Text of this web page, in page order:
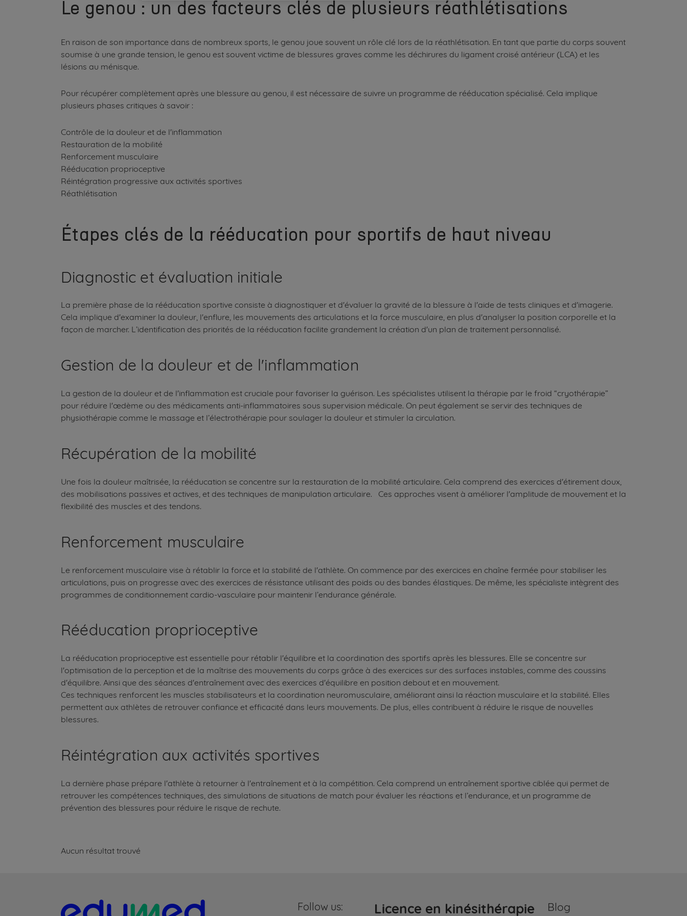
Le genou : un des facteurs clés de plusieurs réathlétisations
En raison de son importance dans de nombreux sports, le genou joue souvent un rôle clé lors de la réathlétisation. En tant que partie du corps souvent
soumise à une grande tension, le genou est souvent victime de blessures graves comme les déchirures du ligament croisé antérieur (LCA) et les
lésions au ménisque.
Pour récupérer complètement après une blessure au genou, il est nécessaire de suivre un programme de rééducation spécialisé. Cela implique
plusieurs phases critiques à savoir :
Contrôle de la douleur et de l'inflammation
Restauration de la mobilité
Renforcement musculaire
Rééducation proprioceptive
Réintégration progressive aux activités sportives
Réathlétisation
Étapes clés de la rééducation pour sportifs de haut niveau
Diagnostic et évaluation initiale
La première phase de la rééducation sportive consiste à diagnostiquer et d'évaluer la gravité de la blessure à l'aide de tests cliniques et d'imagerie.
Cela implique d'examiner la douleur, l'enflure, les mouvements des articulations et la force musculaire, en plus d'analyser la position corporelle et la
façon de marcher. L’identification des priorités de la rééducation facilite grandement la création d'un plan de traitement personnalisé.
Gestion de la douleur et de l'inflammation
La gestion de la douleur et de l'inflammation est cruciale pour favoriser la guérison. Les spécialistes utilisent la thérapie par le froid “cryothérapie”
pour réduire l'œdème ou des médicaments anti-inflammatoires sous supervision médicale. On peut également se servir des techniques de
physiothérapie comme le massage et l’électrothérapie pour soulager la douleur et stimuler la circulation.
Récupération de la mobilité
Une fois la douleur maîtrisée, la rééducation se concentre sur la restauration de la mobilité articulaire. Cela comprend des exercices d'étirement doux,
des mobilisations passives et actives, et des techniques de manipulation articulaire. Ces approches visent à améliorer l'amplitude de mouvement et la
flexibilité des muscles et des tendons.
Renforcement musculaire
Le renforcement musculaire vise à rétablir la force et la stabilité de l'athlète. On commence par des exercices en chaîne fermée pour stabiliser les
articulations, puis on progresse avec des exercices de résistance utilisant des poids ou des bandes élastiques. De même, les spécialiste intègrent des
programmes de conditionnement cardio-vasculaire pour maintenir l’endurance générale.
Rééducation proprioceptive
La rééducation proprioceptive est essentielle pour rétablir l'équilibre et la coordination des sportifs après les blessures. Elle se concentre sur
l'optimisation de la perception et de la maîtrise des mouvements du corps grâce à des exercices sur des surfaces instables, comme des coussins
d'équilibre. Ainsi que des séances d'entraînement avec des exercices d'équilibre en position debout et en mouvement.
Ces techniques renforcent les muscles stabilisateurs et la coordination neuromusculaire, améliorant ainsi la réaction musculaire et la stabilité. Elles
permettent aux athlètes de retrouver confiance et efficacité dans leurs mouvements. De plus, elles contribuent à réduire le risque de nouvelles
blessures.
Réintégration aux activités sportives
La dernière phase prépare l'athlète à retourner à l'entraînement et à la compétition. Cela comprend un entraînement sportive ciblée qui permet de
retrouver les compétences techniques, des simulations de situations de match pour évaluer les réactions et l’endurance, et un programme de
prévention des blessures pour réduire le risque de rechute.
Aucun résultat trouvé
Follow us: Licence en kinésithérapie
Blog